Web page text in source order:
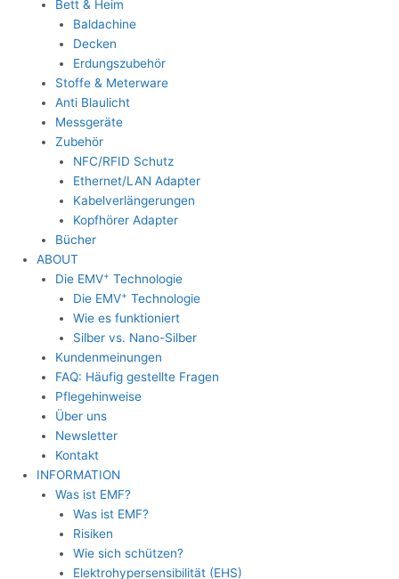
Bett & Heim
Baldachine
Decken
Erdungszubehör
Stoffe & Meterware
Anti Blaulicht
Messgeräte
Zubehör
NFC/RFID Schutz
Ethernet/LAN Adapter
Kabelverlängerungen
Kopfhörer Adapter
Bücher
ABOUT
Die EMV+ Technologie
Die EMV+ Technologie
Wie es funktioniert
Silber vs. Nano-Silber
Kundenmeinungen
FAQ: Häufig gestellte Fragen
Pflegehinweise
Über uns
Newsletter
Kontakt
INFORMATION
Was ist EMF?
Was ist EMF?
Risiken
Wie sich schützen?
Elektrohypersensibilität (EHS)